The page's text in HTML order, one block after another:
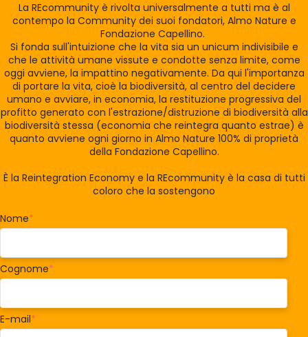
La REcommunity è rivolta universalmente a tutti ma è al
contempo la Community dei suoi fondatori, Almo Nature e
Fondazione Capellino.
Si fonda sull'intuizione che la vita sia un unicum indivisibile e
che le attività umane vissute e condotte senza limite, come
oggi avviene, la impattino negativamente. Da qui l'importanza
di portare la vita, cioè la biodiversità, al centro del decidere
umano e avviare, in economia, la restituzione progressiva del
profitto generato con l'estrazione/distruzione di biodiversità alla
biodiversità stessa (economia che reintegra quanto estrae) è
quanto avviene ogni giorno in Almo Nature 100% di proprietà
della Fondazione Capellino.
È la Reintegration Economy e la REcommunity è la casa di tutti
coloro che la sostengono
Nome*
Cognome*
E-mail*